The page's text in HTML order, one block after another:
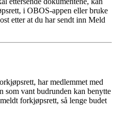
i OBOS-appen eller bruke
etter at du har sendt inn Meld
har medlemmet med
som vant budrunden kan benytte
forkjøpsrett, så lenge budet